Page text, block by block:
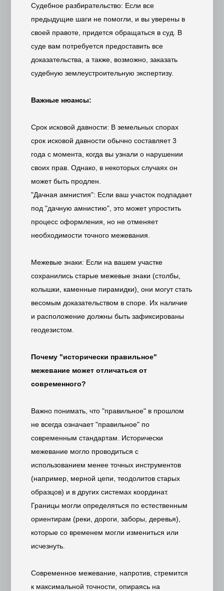
Судебное разбирательство: Если все
предыдущие шаги не помогли, и вы уверены в
своей правоте, придется обращаться в суд. В
суде вам потребуется предоставить все
доказательства, а также, возможно, заказать
судебную землеустроительную экспертизу.
Важные нюансы:
Срок исковой давности: В земельных спорах
срок исковой давности обычно составляет 3
года с момента, когда вы узнали о нарушении
своих прав. Однако, в некоторых случаях он
может быть продлен.
"Дачная амнистия": Если ваш участок подпадает
под "дачную амнистию", это может упростить
процесс оформления, но не отменяет
необходимости точного межевания.
Межевые знаки: Если на вашем участке
сохранились старые межевые знаки (столбы,
колышки, каменные пирамидки), они могут стать
весомым доказательством в споре. Их наличие
и расположение должны быть зафиксированы
геодезистом.
Почему "исторически правильное"
межевание может отличаться от
современного?
Важно понимать, что "правильное" в прошлом
не всегда означает "правильное" по
современным стандартам. Исторически
межевание могло проводиться с
использованием менее точных инструментов
(например, мерной цепи, теодолитов старых
образцов) и в других системах координат.
Границы могли определяться по естественным
ориентирам (реки, дороги, заборы, деревья),
которые со временем могли измениться или
исчезнуть.
Современное межевание, напротив, стремится
к максимальной точности, опираясь на